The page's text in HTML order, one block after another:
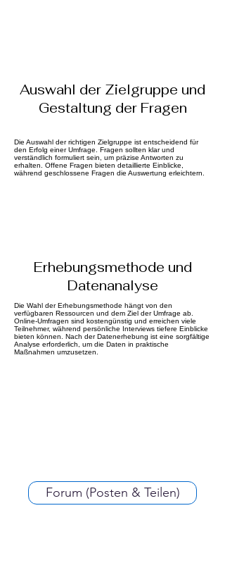
Auswahl der Zielgruppe und
Gestaltung der Fragen
Die Auswahl der richtigen Zielgruppe ist entscheidend für
den Erfolg einer Umfrage. Fragen sollten klar und
verständlich formuliert sein, um präzise Antworten zu
erhalten. Offene Fragen bieten detaillierte Einblicke,
während geschlossene Fragen die Auswertung erleichtern.
Erhebungsmethode und
Datenanalyse
Die Wahl der Erhebungsmethode hängt von den
verfügbaren Ressourcen und dem Ziel der Umfrage ab.
Online-Umfragen sind kostengünstig und erreichen viele
Teilnehmer, während persönliche Interviews tiefere Einblicke
bieten können. Nach der Datenerhebung ist eine sorgfältige
Analyse erforderlich, um die Daten in praktische
Maßnahmen umzusetzen.
Forum (Posten & Teilen)